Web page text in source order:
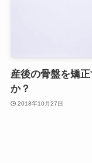
産後の骨盤を矯
か？
2018年10月27日